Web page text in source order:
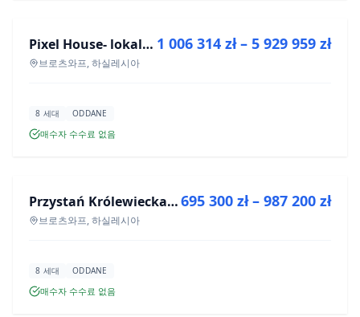
신규 분양 Pixel House- lokale użytkowe
브로츠와프, 하실레시아
1 006 314 zł – 5 929 959 zł
8 세대 ODDANE
매수자 수수료 없음
신규 분양 Przystań Królewiecka III
브로츠와프, 하실레시아
695 300 zł – 987 200 zł
8 세대 ODDANE
매수자 수수료 없음